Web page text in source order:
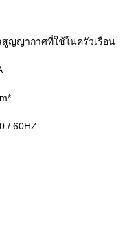
สูญญากาศที่ใช้ในครัวเรือน
/ 60HZ